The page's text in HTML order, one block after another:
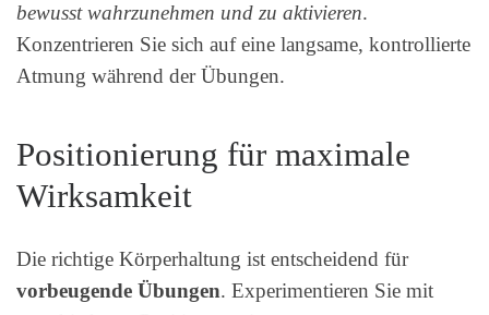
bewusst wahrzunehmen und zu aktivieren.
Konzentrieren Sie sich auf eine langsame, kontrollierte
Atmung während der Übungen.
Positionierung für maximale
Wirksamkeit
Die richtige Körperhaltung ist entscheidend für
vorbeugende Übungen. Experimentieren Sie mit